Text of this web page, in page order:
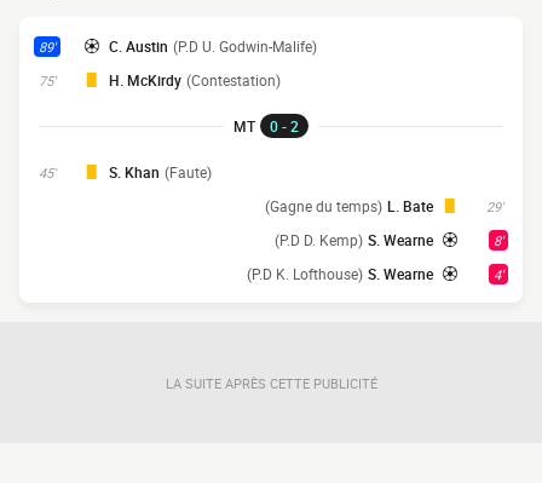
89' C. Austin (P.D U. Godwin-Malife)
75' H. McKirdy (Contestation)
MT 0 - 2
45' S. Khan (Faute)
29'
L. Bate
(Gagne du temps)
8'
S. Wearne
(P.D D. Kemp)
4'
S. Wearne
(P.D K. Lofthouse)
LA SUITE APRÈS CETTE PUBLICITÉ